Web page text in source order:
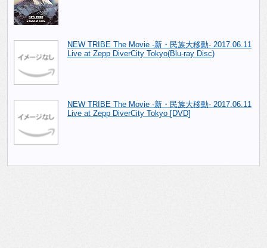
NEW TRIBE The Movie -新・民族大移動- 2017.06.11
Live at Zepp DiverCity Tokyo(Blu-ray Disc)
NEW TRIBE The Movie -新・民族大移動- 2017.06.11
Live at Zepp DiverCity Tokyo [DVD]